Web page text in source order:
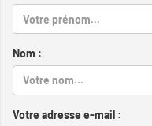
Nom :
Votre adresse e-mail :